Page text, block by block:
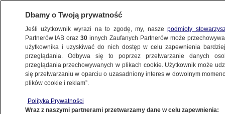
METEO
NAJNOWSZE
W innych regionach może padać i grzmieć
Dbamy o Twoją prywatność
Jeśli użytkownik wyrazi na to zgodę, my, naszepodmioty
Partnerów IAB oraz30 innych Zaufanych Partnerów może
użytkownika i uzyskiwać do nich dostęp w celu zapewnienia
przeglądania. Odbywa się to poprzez przetwarzanie danych
przeglądania przechowywanych w plikach cookie. Użytkownik może
się przetwarzaniu w oparciu o uzasadniony interes w dowolnym
plików cookie i reklam”.
Polityka Prywatności
Wraz z naszymi partnerami przetwarzamy dane w celu zapewnienia: